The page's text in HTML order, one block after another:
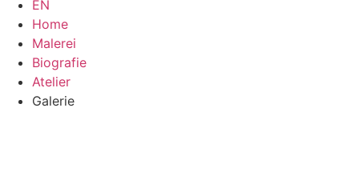
EN
Home
Malerei
Biografie
Atelier
Galerie